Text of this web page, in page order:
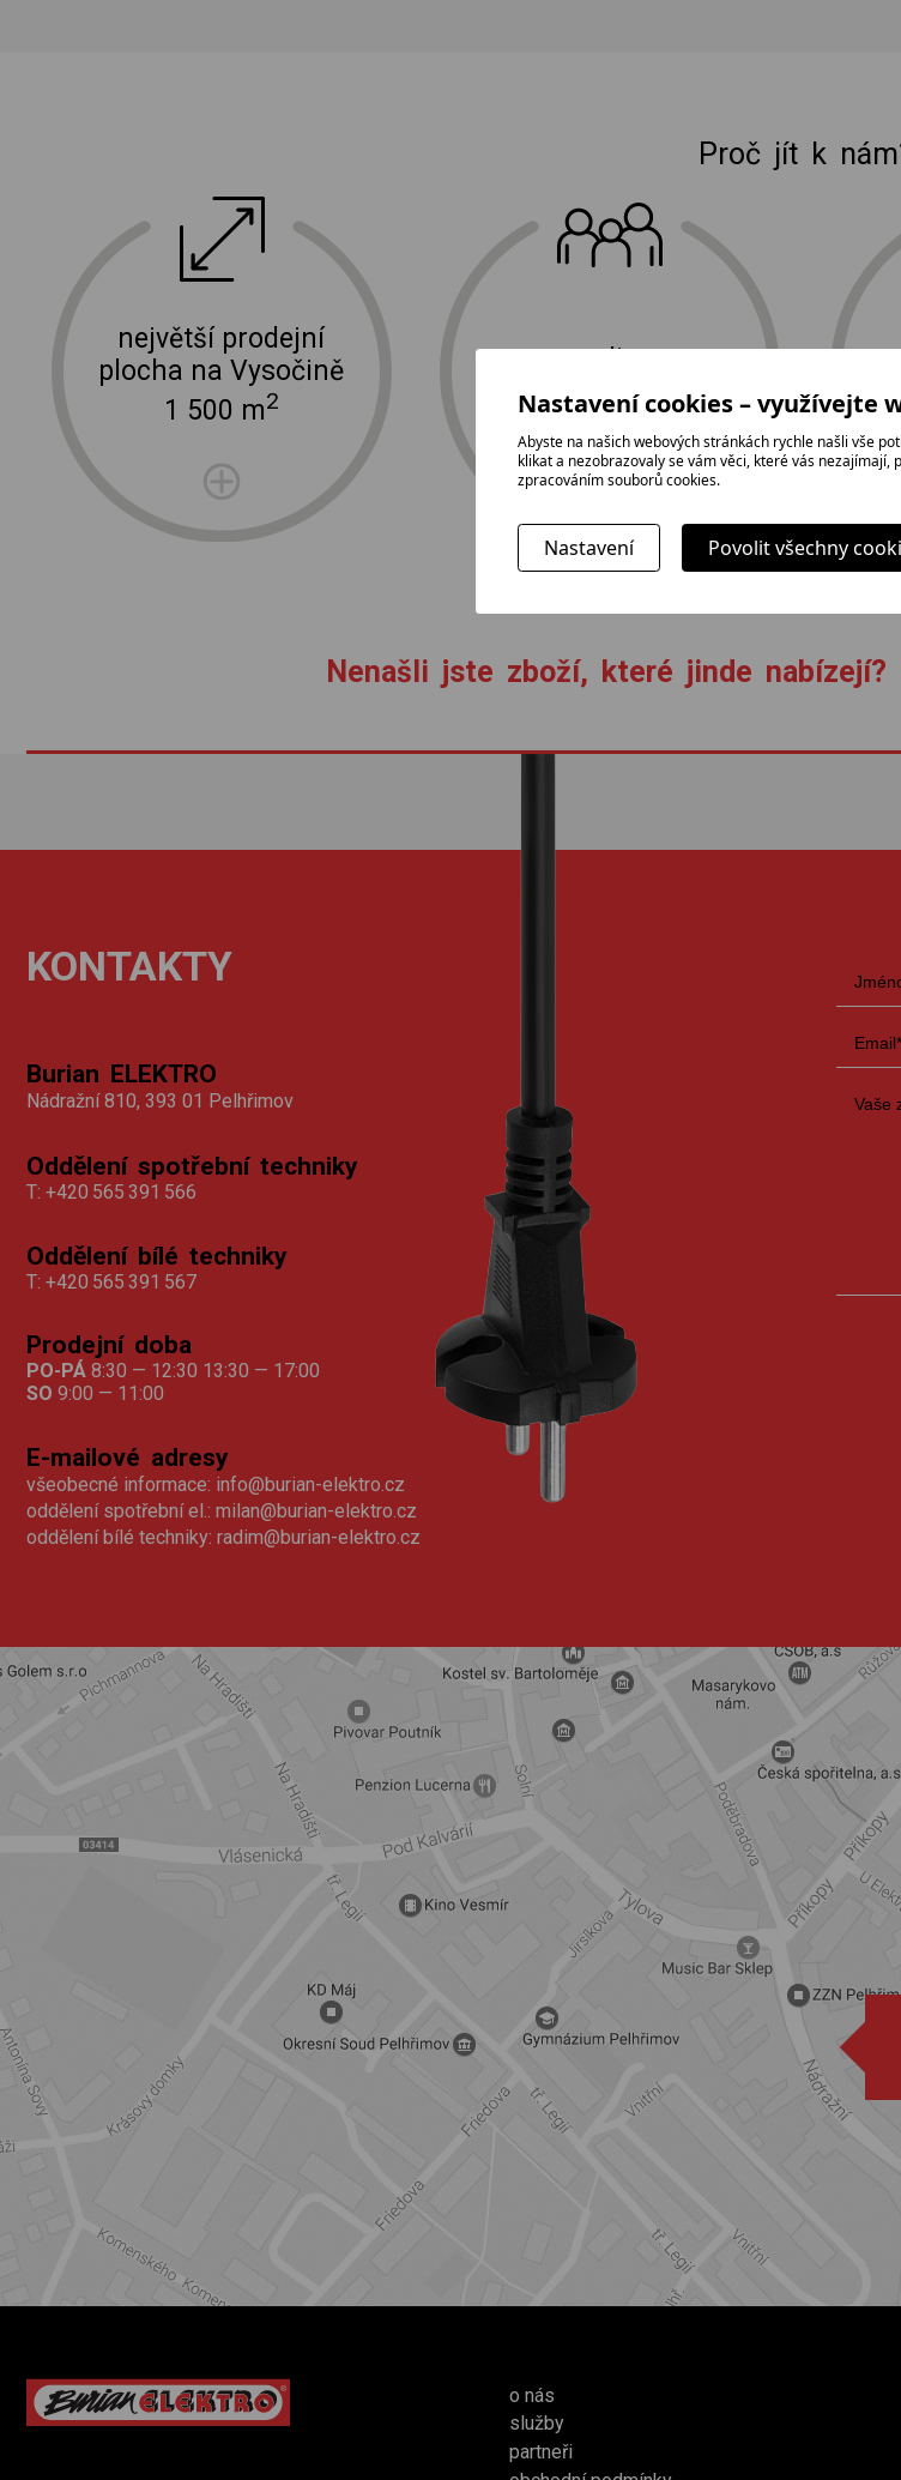
Proč jít k
největší prodejní
plocha na Vysočině
1 500 m2
tradice,
rodinná firma
doprava a instalace elektro zařízení E-shop Elektro Burian
Nenašli jste zboží, které jinde nabízejí?
KONTAKTY
Burian ELEKTRO
Nádražní 810, 393 01 Pelhřimov
Oddělení spotřební techniky
T: +420 565 391 566
Oddělení bílé techniky
T: +420 565 391 567
Prodejní doba
PO-PÁ 8:30 — 12:30 13:30 — 17:00
SO 9:00 — 11:00
E-mailové adresy
všeobecné informace: info@burian-elektro.cz
oddělení spotřební el.: milan@burian-elektro.cz
oddělení bílé techniky: radim@burian-elektro.cz
o nás
služby
partneři
Nastavení cookies – využívejte
Abyste na našich webových stránkách rychle našli vše
klikat a nezobrazovaly se vám věci, které vás nezajímají,
zpracováním souborů cookies.
Nastavení Povolit všechny